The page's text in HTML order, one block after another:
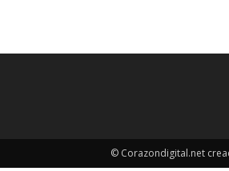
© Corazondigital.net